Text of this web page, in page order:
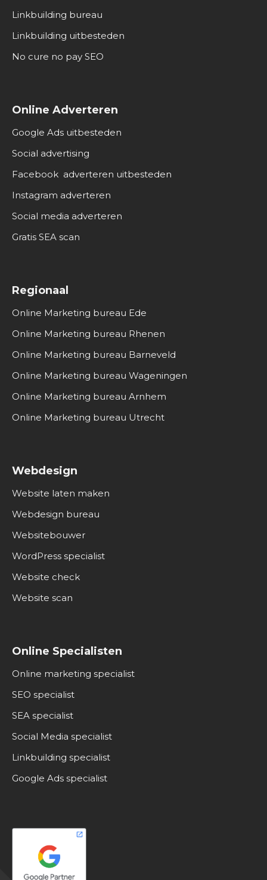
Linkbuilding bureau
Linkbuilding uitbesteden
No cure no pay SEO
Online Adverteren
Google Ads uitbesteden
Social advertising
Facebook adverteren uitbesteden
Instagram adverteren
Social media adverteren
Gratis SEA scan
Regionaal
Online Marketing bureau Ede
Online Marketing bureau Rhenen
Online Marketing bureau Barneveld
Online Marketing bureau Wageningen
Online Marketing bureau Arnhem
Online Marketing bureau Utrecht
Webdesign
Website laten maken
Webdesign bureau
Websitebouwer
WordPress specialist
Website check
Website scan
Online Specialisten
Online marketing specialist
SEO specialist
SEA specialist
Social Media specialist
Linkbuilding specialist
Google Ads specialist